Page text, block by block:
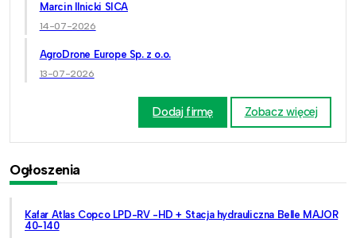
Marcin Ilnicki SICA
14-07-2026
AgroDrone Europe Sp. z o.o.
13-07-2026
Dodaj firmę Zobacz więcej
Ogłoszenia
Kafar Atlas Copco LPD-RV -HD + Stacja hydrauliczna Belle MAJOR
40-140